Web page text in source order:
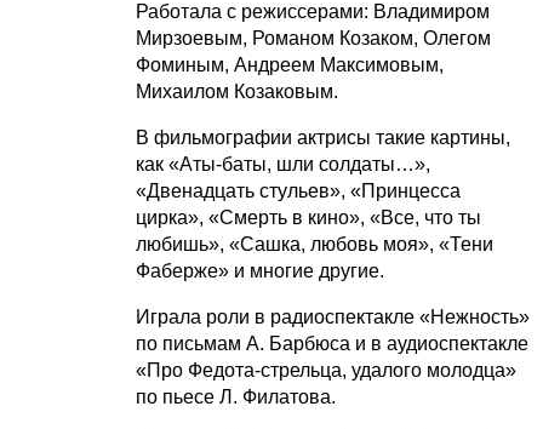
Работала с режиссерами: Владимиром
Мирзоевым, Романом Козаком, Олегом
Фоминым, Андреем Максимовым,
Михаилом Козаковым.
В фильмографии актрисы такие картины,
как «Аты-баты, шли солдаты…»,
«Двенадцать стульев», «Принцесса
цирка», «Смерть в кино», «Все, что ты
любишь», «Сашка, любовь моя», «Тени
Фаберже» и многие другие.
Играла роли в радиоспектакле «Нежность»
по письмам А. Барбюса и в аудиоспектакле
«Про Федота-стрельца, удалого молодца»
по пьесе Л. Филатова.